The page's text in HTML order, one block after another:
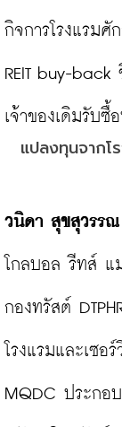
กิจการโรงแรม
REIT buy-back
แปลงทุนจาก
วนิดา สุขสุวรรณ
โกลบอล รีทส์ แ
กองทรัสต์
โรงแรมและเซ
MQDC ประกอ